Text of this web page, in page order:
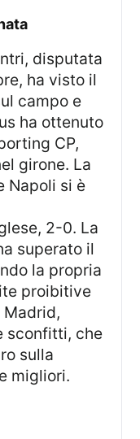
ha visto il
campo e
ha ottenuto
CP,
girone. La
Napoli si è
2-0. La
superato il
la propria
proibitive
Madrid,
sconfitti, che
sulla
migliori.